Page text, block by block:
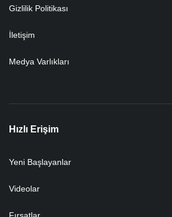
Gizlilik Politikası
İletişim
Medya Varlıkları
Hızlı Erişim
Yeni Başlayanlar
Videolar